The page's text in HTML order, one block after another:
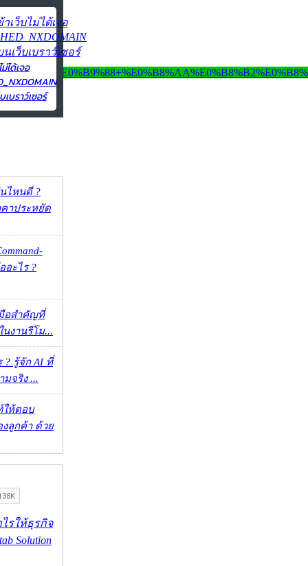
ได้เจอ
บราว์เซอร์
ไหนดี ?
าประหยัด
อะไร ?
มือสำคัญที่
งานรีโม...
? รู้จัก AI ที่
จริง ...
ห้ตอบ
ลูกค้า ด้วย
รให้ธุรกิจ
Solution